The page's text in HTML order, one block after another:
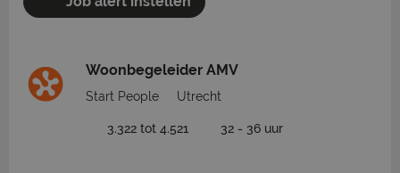
Woonbegeleider AMV
Start People Utrecht
3.322 tot 4.521 32 - 36 uur